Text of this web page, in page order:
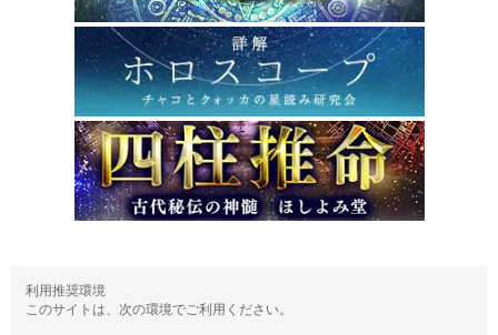
利用推奨環境
このサイトは、次の環境でご利用ください。